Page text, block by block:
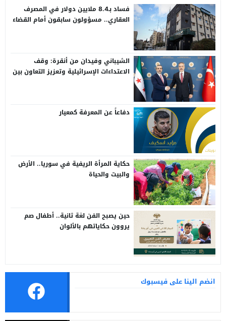
فساد بـ8.4 ملايين دولار في المصرف
العقاري.. مسؤولون سابقون أمام القضاء
الشيباني وفيدان من أنقرة: وقف
الاعتداءات الإسرائيلية وتعزيز التعاون بين
دفاعاً عن المعرفة كمعيار
حكاية المرأة الريفية في سوريا.. الأرض
والبيت والحياة
حين يصبح الفن لغة ثانية.. أطفال صم
يروون حكاياتهم بالألوان
انضم الينا على فيسبوك